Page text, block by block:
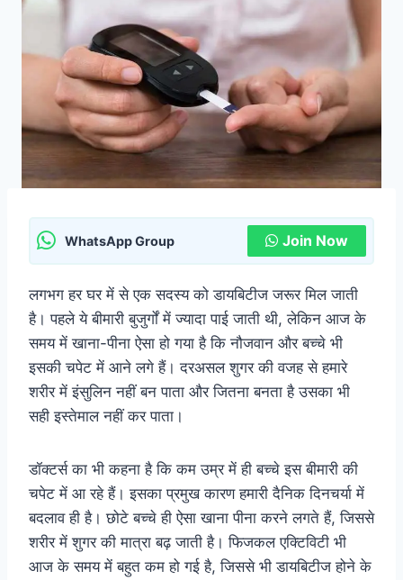
WhatsApp Group Join Now
लगभग हर घर में से एक सदस्य को डायबिटीज जरूर मिल जाती
है। पहले ये बीमारी बुजुर्गों में ज्यादा पाई जाती थी, लेकिन आज के
समय में खाना-पीना ऐसा हो गया है कि नौजवान और बच्चे भी
इसकी चपेट में आने लगे हैं। दरअसल शुगर की वजह से हमारे
शरीर में इंसुलिन नहीं बन पाता और जितना बनता है उसका भी
सही इस्तेमाल नहीं कर पाता।
डॉक्टर्स का भी कहना है कि कम उम्र में ही बच्चे इस बीमारी की
चपेट में आ रहे हैं। इसका प्रमुख कारण हमारी दैनिक दिनचर्या में
बदलाव ही है। छोटे बच्चे ही ऐसा खाना पीना करने लगते हैं, जिससे
शरीर में शुगर की मात्रा बढ़ जाती है। फिजकल एक्टिविटी भी
आज के समय में बहुत कम हो गई है, जिससे भी डायबिटीज होने के